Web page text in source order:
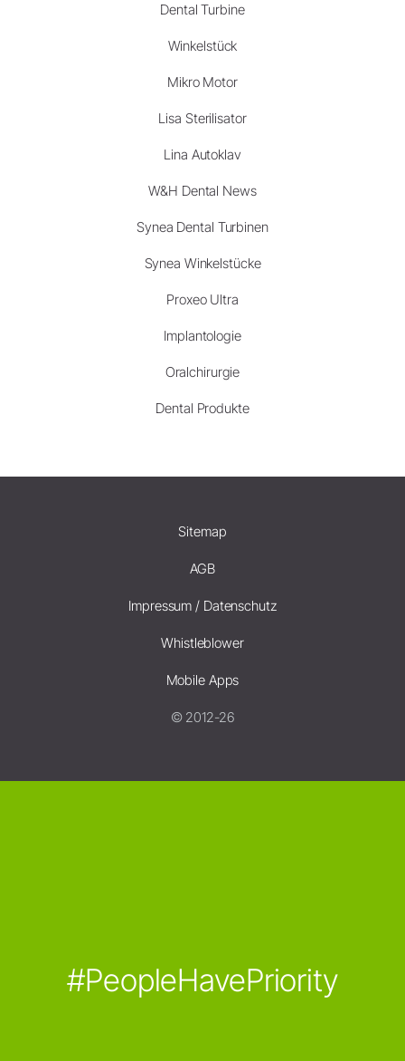
Dental Turbine
Winkelstück
Mikro Motor
Lisa Sterilisator
Lina Autoklav
W&H Dental News
Synea Dental Turbinen
Synea Winkelstücke
Proxeo Ultra
Implantologie
Oralchirurgie
Dental Produkte
Sitemap
AGB
Impressum / Datenschutz
Whistleblower
Mobile Apps
© 2012-26
#PeopleHavePriority